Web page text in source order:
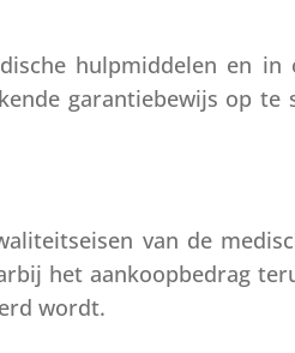
hulpmiddelen en in
garantiebewijs op te
van de
het aankoopbedrag
wordt.